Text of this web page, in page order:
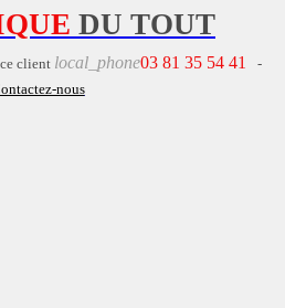
DU TOUT
client local_phone03 81 35 54 41
-
nous